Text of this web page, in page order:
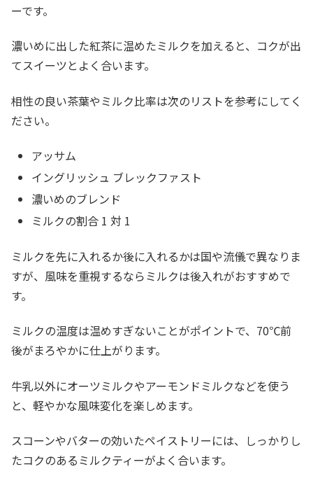
ーです。
濃いめに出した紅茶に温めたミルクを加えると、コクが出
てスイーツとよく合います。
相性の良い茶葉やミルク比率は次のリストを参考にしてく
ださい。
アッサム
イングリッシュ ブレックファスト
濃いめのブレンド
ミルクの割合 1 対 1
ミルクを先に入れるか後に入れるかは国や流儀で異なりま
すが、風味を重視するならミルクは後入れがおすすめで
す。
ミルクの温度は温めすぎないことがポイントで、70℃前
後がまろやかに仕上がります。
牛乳以外にオーツミルクやアーモンドミルクなどを使う
と、軽やかな風味変化を楽しめます。
スコーンやバターの効いたペイストリーには、しっかりし
たコクのあるミルクティーがよく合います。